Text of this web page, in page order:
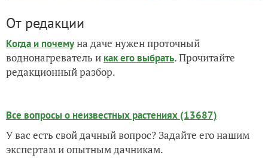
От редакции
Когда и почемуна даче нужен проточный
воднонагреватель и как его выбрать. Прочитайте
редакционный разбор.
Все вопросы о неизвестных растениях (13687)
У вас есть свой дачный вопрос? Задайте его нашим
экспертам и опытным дачникам.